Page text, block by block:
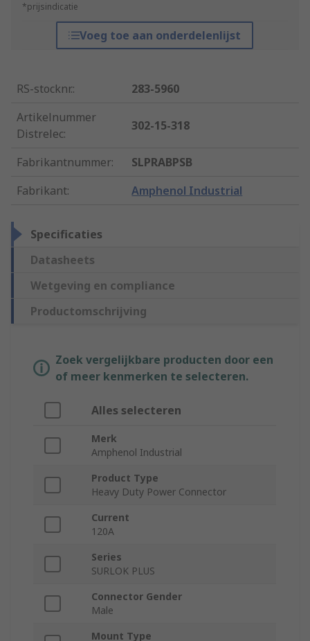
*prijsindicatie
Voeg toe aan onderdelenlijst
RS-stocknr.:
283-5960
Artikelnummer
Distrelec:
302-15-318
Fabrikantnummer:
SLPRABPSB
Fabrikant: Amphenol Industrial
Specificaties
Datasheets
Wetgeving en compliance
Productomschrijving
Zoek vergelijkbare producten door een
of meer kenmerken te selecteren.
Alles selecteren
Merk
Amphenol Industrial
Product Type
Heavy Duty Power Connector
Current
120A
Series
SURLOK PLUS
Connector Gender
Male
Mount Type